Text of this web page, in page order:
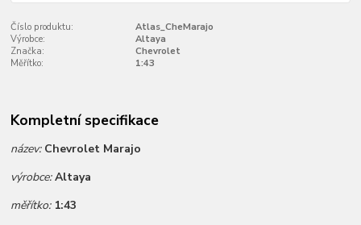
Číslo produktu:
Atlas_CheMarajo
Výrobce:
Altaya
Značka:
Chevrolet
Měřítko:
1:43
Kompletní specifikace
název: Chevrolet Marajo
výrobce:Altaya
měřítko: 1:43